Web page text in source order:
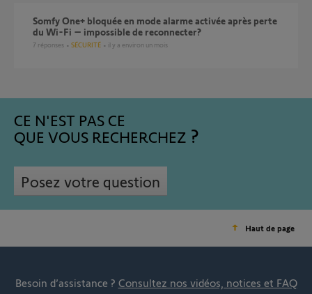
Somfy One+ bloquée en mode alarme activée après perte
du Wi-Fi – impossible de reconnecter?
7 réponses SÉCURITÉ il y a environ un mois
CE N'EST PAS CE
QUE VOUS RECHERCHEZ
Posez votre question
Haut de page
Besoin d’assistance ? Consultez nos vidéos, notices et FAQ